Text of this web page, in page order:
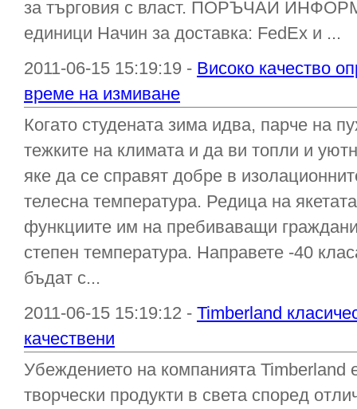
за търговия с власт. ПОРЪЧАЙ
единици Начин за доставка: FedEx и ...
2011-06-15 15:19:19 - Високо качество
време на измиване
Когато студената зима идва, парче на
тежките на климата и да ви топли и
яке да се справят добре в
телесна температура. Редица на
функциите им на пребиваващи
степен температура. Направете -40
бъдат с...
2011-06-15 15:19:12 - Timberland
качествени
Убеждението на компанията Timberland
творчески продукти в света според